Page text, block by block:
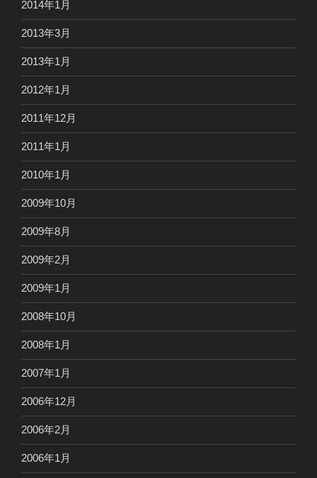
2014年1月
2013年3月
2013年1月
2012年1月
2011年12月
2011年1月
2010年1月
2009年10月
2009年8月
2009年2月
2009年1月
2008年10月
2008年1月
2007年1月
2006年12月
2006年2月
2006年1月